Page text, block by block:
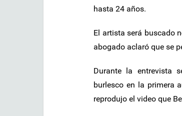
hasta 24 años.
El artista será buscado
abogado aclaró que se
Durante la entrevista
burlesco en la primera
reprodujo el video que